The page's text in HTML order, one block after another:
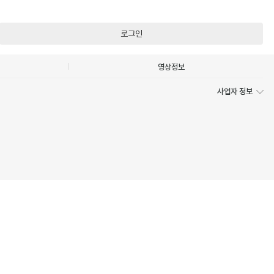
로그인
영상정보
사업자 정보